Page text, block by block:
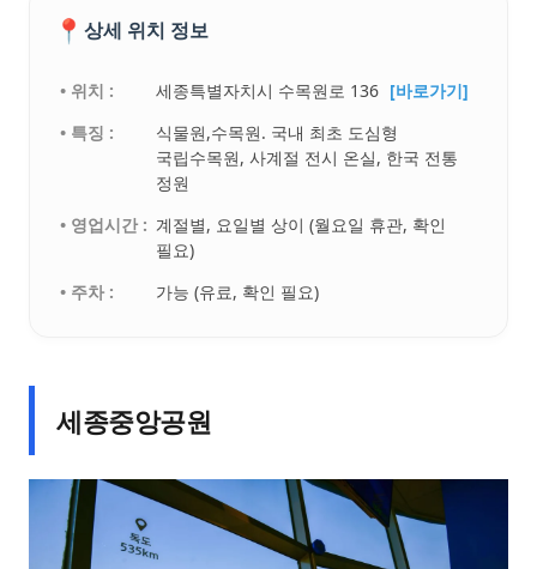
📍 상세 위치 정보
• 위치 : 세종특별자치시 수목원로 136 [바로가기]
• 특징 :
식물원,수목원. 국내 최초 도심형
국립수목원, 사계절 전시 온실, 한국 전통
정원
• 영업시간 : 계절별, 요일별 상이 (월요일 휴관, 확인
필요)
• 주차 :
가능 (유료, 확인 필요)
세종중앙공원